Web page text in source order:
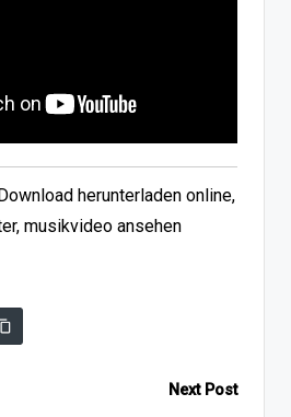
herunterladen online,
musikvideo ansehen
Next Post